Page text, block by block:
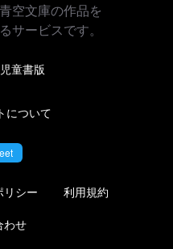
空文庫の作品を
サービスです。
児童書版
について
リシー
利用規約
わせ